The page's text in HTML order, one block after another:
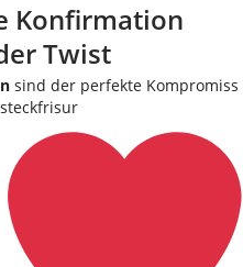
Konfirmation
Twist
sind der perfekte Kompromiss